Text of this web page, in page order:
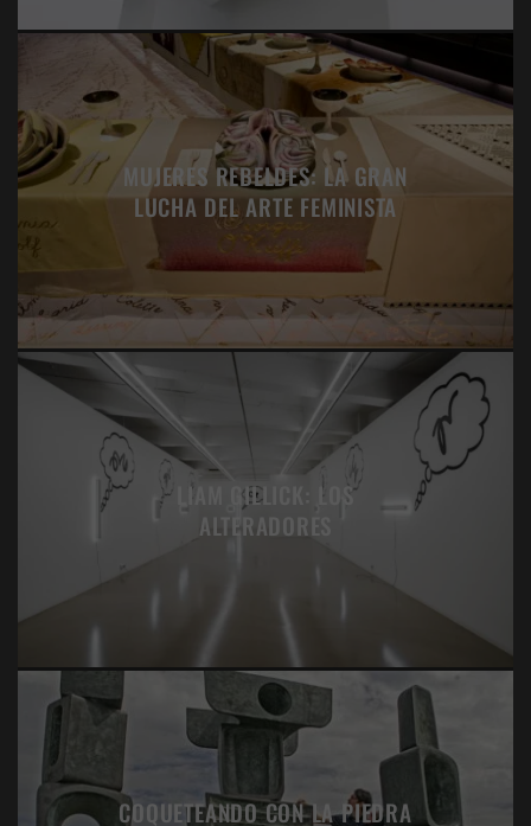
MUJERES REBELDES: LA GRAN
LUCHA DEL ARTE FEMINISTA
LIAM GILLICK: LOS
ALTERADORES
COQUETEANDO CON LA PIEDRA